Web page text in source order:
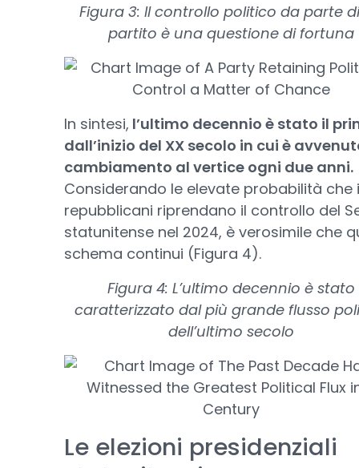
Figura 3: Il controllo politico da parte
partito è una questione di fortuna
In sintesi, l’ultimo decennio è stato il
dall’inizio del XX secolo in cui è
cambiamento al vertice ogni due anni.
Considerando le elevate probabilità che i
repubblicani riprendano il controllo del
statunitense nel 2024, è verosimile che
schema continui (Figura 4).
Figura 4: L’ultimo decennio è stato
caratterizzato dal più grande flusso
dell’ultimo secolo
Le elezioni presidenziali